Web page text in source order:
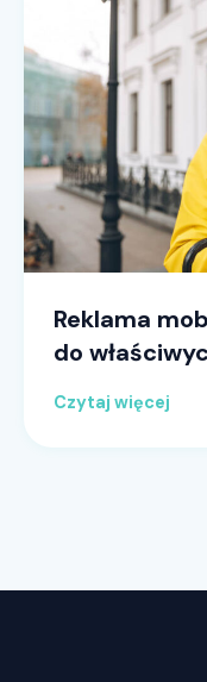
Reklama
do
Czytaj więcej